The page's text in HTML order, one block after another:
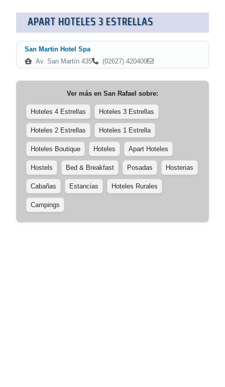
APART HOTELES 3 ESTRELLAS
San Martin Hotel Spa
Av. San Martín 435
(02627) 420400
Ver más en San Rafael sobre:
Hoteles 4 Estrellas Hoteles 3 Estrellas
Hoteles 2 Estrellas Hoteles 1 Estrella
Hoteles Boutique Hoteles Apart Hoteles
Hostels Bed & Breakfast Posadas Hosterias
Cabañas Estancias Hoteles Rurales
Campings